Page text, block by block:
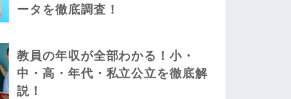
ータを徹底調査！
教員の年収が全部わかる！小・
中・高・年代・私立公立を徹底解
説！